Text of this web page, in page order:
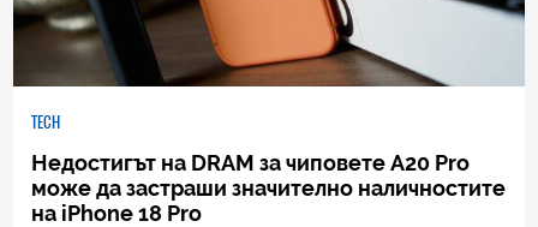
TECH
Недостигът на DRAM за чиповете A20 Pro
може да застраши значително наличностите
на iPhone 18 Pro